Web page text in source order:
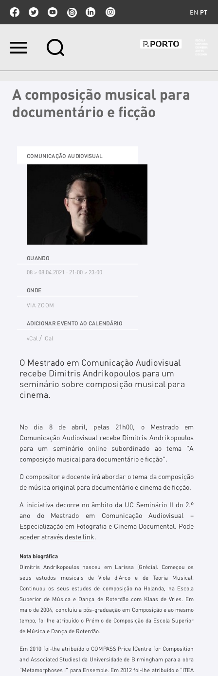
EN PT
Ir
para
navegação
A composição musical para
documentário e ficção
COMUNICAÇÃO AUDIOVISUAL
QUANDO
08 > 08.04.2021 · 21:00 > 23:00
ONDE
VIA ZOOM
ADICIONAR EVENTO AO CALENDÁRIO
vCal / iCal
O Mestrado em Comunicação Audiovisual
recebe Dimitris Andrikopoulos para um
seminário sobre composição musical para
cinema.
No dia 8 de abril, pelas 21h00, o Mestrado em
Comunicação Audiovisual recebe Dimitris Andrikopoulos
para um seminário online subordinado ao tema "A
composição musical para documentário e ficção".
O compositor e docente iráabordar o tema da composição
de música original para documentário e cinema de ficção.
A iniciativa decorre no âmbito da UC Seminário II do 2.º
ano do Mestrado em Comunicação Audiovisual –
Especialização em Fotografia e Cinema Documental. Pode
aceder através deste link.
Nota biográfica
Dimitris Andrikopoulos nasceu em Larissa (Grécia). Começou os
seus estudos musicais de Viola d'Arco e de Teoria Musical.
Continuou os seus estudos de composição na Holanda, na Escola
Superior de Música e Dança de Roterdão com Klaas de Vries. Em
maio de 2004, concluiu a pós-graduação em Composição e ao mesmo
tempo, foi lhe atribuído o Prémio de Composição da Escola Superior
de Música e Dança de Roterdão.
Em 2010 foi-lhe atribuído o COMPASS Price (Centre for Composition
and Associated Studies) da Universidade de Birmingham para a obra
“Metamorphoses I” para Ensemble. Em 2012 foi-lhe atribuído o “ITEA